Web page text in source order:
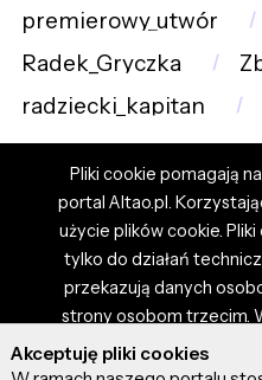
premierowy_utwór
Radek_Gryczka
radziecki_kapitan
Pliki cookie pomagają
portal Altao.pl.
użycie plików cookie.
tylko do działań
przekazują danych
strony osobom trzecim.
zdjęciami i
własnością
Akceptuję pliki cookies